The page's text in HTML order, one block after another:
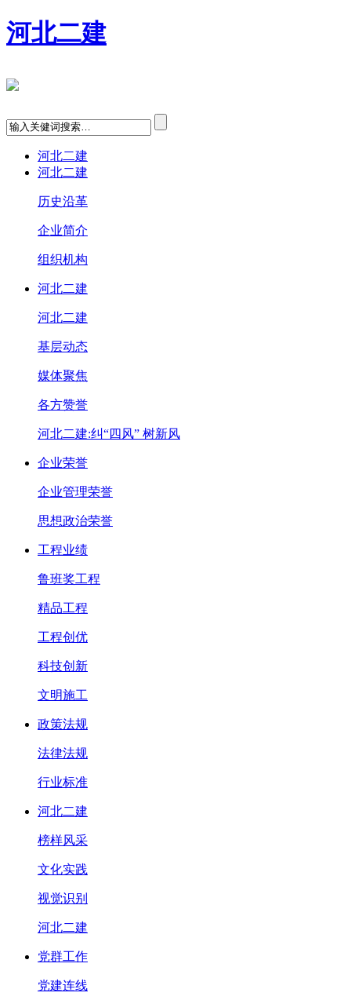
河北二建
河北二建
河北二建
历史沿革
企业简介
组织机构
河北二建
河北二建
基层动态
媒体聚焦
各方赞誉
河北二建:纠“四风” 树新风
企业荣誉
企业管理荣誉
思想政治荣誉
工程业绩
鲁班奖工程
精品工程
工程创优
科技创新
文明施工
政策法规
法律法规
行业标准
河北二建
榜样风采
文化实践
视觉识别
河北二建
党群工作
党建连线